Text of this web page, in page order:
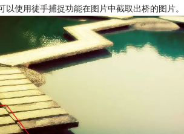
以使用徒手捕捉功能在图片中截取出桥的图片。